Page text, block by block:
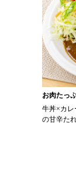
お肉たっ
牛丼×カ
の甘辛た